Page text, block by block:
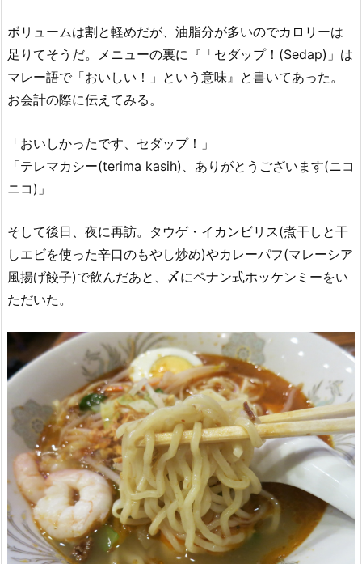
ボリュームは割と軽めだが、油脂分が多いのでカロリーは
足りてそうだ。メニューの裏に『「セダップ！(Sedap)」は
マレー語で「おいしい！」という意味』と書いてあった。
お会計の際に伝えてみる。
「おいしかったです、セダップ！」
「テレマカシー(terima kasih)、ありがとうございます(ニコ
ニコ)」
そして後日、夜に再訪。タウゲ・イカンビリス(煮干しと干
しエビを使った辛口のもやし炒め)やカレーパフ(マレーシア
風揚げ餃子)で飲んだあと、〆にペナン式ホッケンミーをい
ただいた。